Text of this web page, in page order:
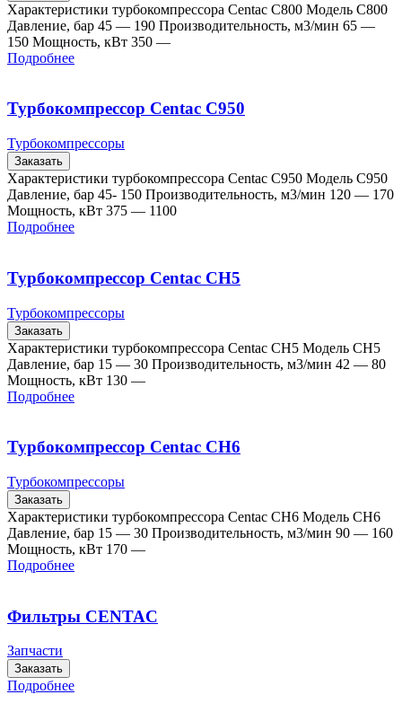
Характеристики турбокомпрессора Centac C800 Модель C800
Давление, бар 45 — 190 Производительность, м3/мин 65 —
150 Мощность, кВт 350 —
Подробнее
Турбокомпрессор Centac C950
Турбокомпрессоры
Заказать
Характеристики турбокомпрессора Centac C950 Модель C950
Давление, бар 45- 150 Производительность, м3/мин 120 — 170
Мощность, кВт 375 — 1100
Подробнее
Турбокомпрессор Centac CH5
Турбокомпрессоры
Заказать
Характеристики турбокомпрессора Centac CH5 Модель CH5
Давление, бар 15 — 30 Производительность, м3/мин 42 — 80
Мощность, кВт 130 —
Подробнее
Турбокомпрессор Centac CH6
Турбокомпрессоры
Заказать
Характеристики турбокомпрессора Centac CH6 Модель CH6
Давление, бар 15 — 30 Производительность, м3/мин 90 — 160
Мощность, кВт 170 —
Подробнее
Фильтры CENTAC
Запчасти
Заказать
Подробнее